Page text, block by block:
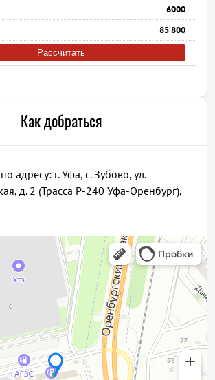
6000
85 800
Рассчитать
Как добраться
адресу: г. Уфа, с. Зубово, ул.
д. 2 (Трасса Р-240 Уфа-Оренбург),